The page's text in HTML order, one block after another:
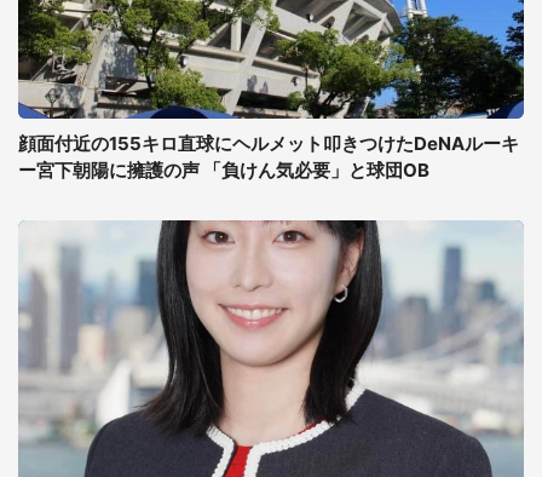
顔面付近の155キロ直球にヘルメット叩きつけたDeNAルーキ
ー宮下朝陽に擁護の声 「負けん気必要」と球団OB